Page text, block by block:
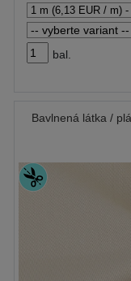
bal.
Bavlnená látka /